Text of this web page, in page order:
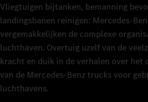
Vliegtuigen bijtanken, bemanning
landingsbanen reinigen:
vergemakkelijken de complexe
luchthaven. Overtuig uzelf van de
kracht en duik in de verhalen over het
van de Mercedes‑Benz trucks voor
luchthavens.